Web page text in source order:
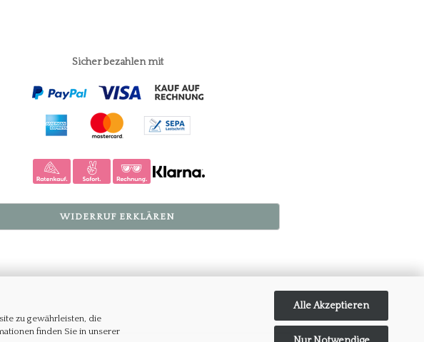
zu gewährleisten, die
finden Sie in unserer
Alle Akzeptieren
Sicher bezahlen mit
WIDERRUF ERKLÄREN